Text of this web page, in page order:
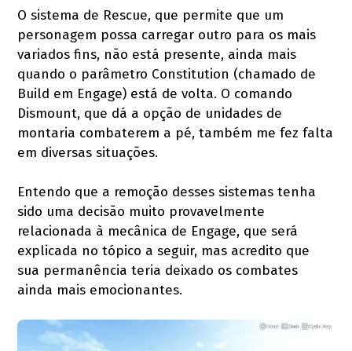
O sistema de Rescue, que permite que um
personagem possa carregar outro para os mais
variados fins, não está presente, ainda mais
quando o parâmetro Constitution (chamado de
Build em Engage) está de volta. O comando
Dismount, que dá a opção de unidades de
montaria combaterem a pé, também me fez falta
em diversas situações.
Entendo que a remoção desses sistemas tenha
sido uma decisão muito provavelmente
relacionada à mecânica de Engage, que será
explicada no tópico a seguir, mas acredito que
sua permanência teria deixado os combates
ainda mais emocionantes.